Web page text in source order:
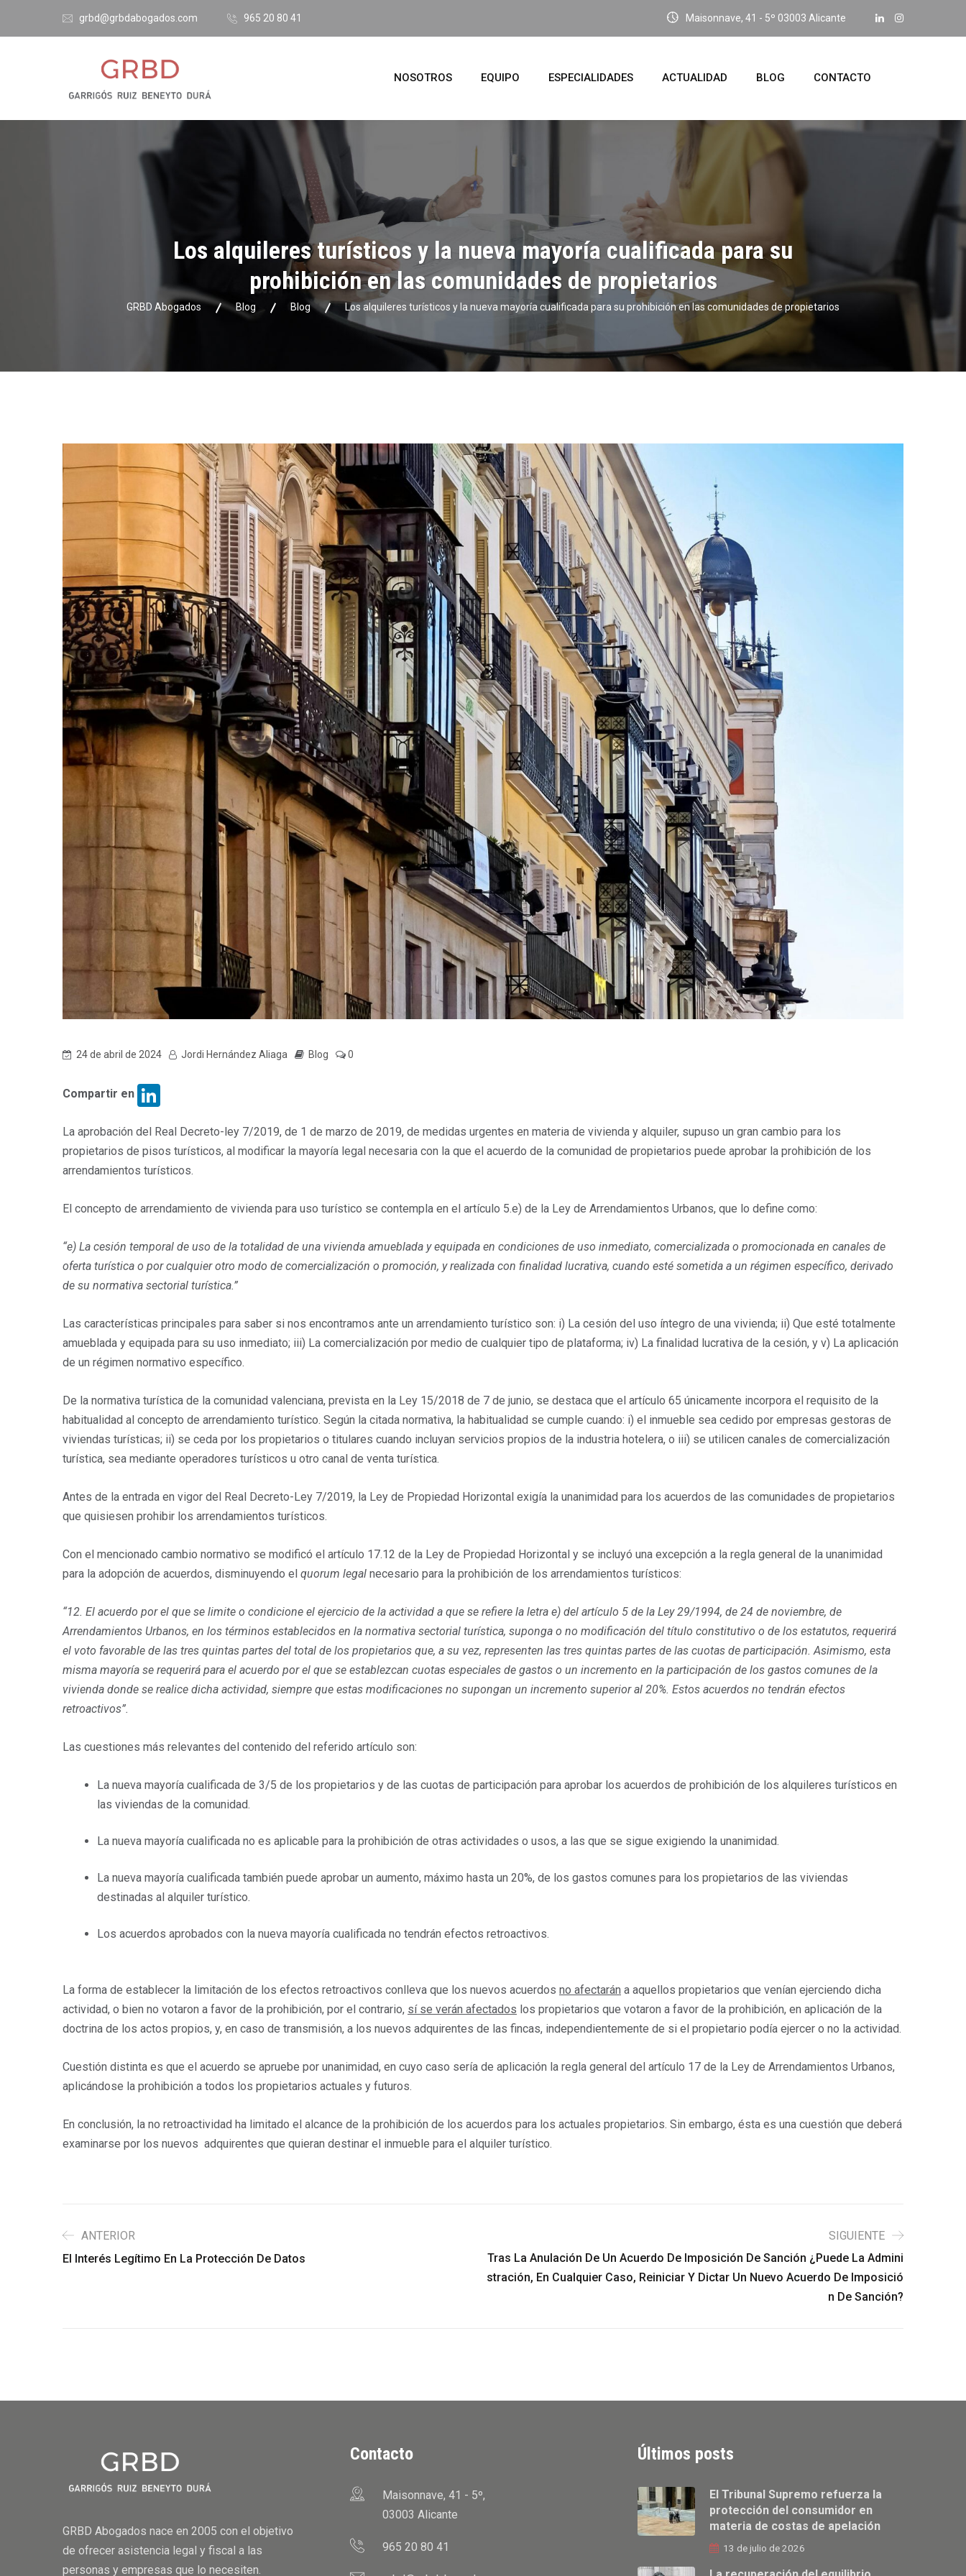
grbd@grbdabogados.com 965 20 80 41 Maisonnave, 41 - 5º 03003 Alicante
NOSOTROS EQUIPO ESPECIALIDADES ACTUALIDAD BLOG CONTACTO
Los alquileres turísticos y la nueva mayoría cualificada para su
prohibición en las comunidades de propietarios
GRBD Abogados Blog Blog Los alquileres turísticos y la nueva mayoría cualificada para su prohibición en las comunidades de propietarios
24 de abril de 2024 Jordi Hernández Aliaga Blog 0
Compartir en
La aprobación del Real Decreto-ley 7/2019, de 1 de marzo de 2019, de medidas urgentes en materia de vivienda y alquiler, supuso un gran cambio para los
propietarios de pisos turísticos, al modificar la mayoría legal necesaria con la que el acuerdo de la comunidad de propietarios puede aprobar la prohibición de los
arrendamientos turísticos.
El concepto de arrendamiento de vivienda para uso turístico se contempla en el artículo 5.e) de la Ley de Arrendamientos Urbanos, que lo define como:
“e) La cesión temporal de uso de la totalidad de una vivienda amueblada y equipada en condiciones de uso inmediato, comercializada o promocionada en canales de
oferta turística o por cualquier otro modo de comercialización o promoción, y realizada con finalidad lucrativa, cuando esté sometida a un régimen específico, derivado
de su normativa sectorial turística.”
Las características principales para saber si nos encontramos ante un arrendamiento turístico son: i) La cesión del uso íntegro de una vivienda; ii) Que esté totalmente
amueblada y equipada para su uso inmediato; iii) La comercialización por medio de cualquier tipo de plataforma; iv) La finalidad lucrativa de la cesión, y v) La aplicación
de un régimen normativo específico.
De la normativa turística de la comunidad valenciana, prevista en la Ley 15/2018 de 7 de junio, se destaca que el artículo 65 únicamente incorpora el requisito de la
habitualidad al concepto de arrendamiento turístico. Según la citada normativa, la habitualidad se cumple cuando: i) el inmueble sea cedido por empresas gestoras de
viviendas turísticas; ii) se ceda por los propietarios o titulares cuando incluyan servicios propios de la industria hotelera, o iii) se utilicen canales de comercialización
turística, sea mediante operadores turísticos u otro canal de venta turística.
Antes de la entrada en vigor del Real Decreto-Ley 7/2019, la Ley de Propiedad Horizontal exigía la unanimidad para los acuerdos de las comunidades de propietarios
que quisiesen prohibir los arrendamientos turísticos.
Con el mencionado cambio normativo se modificó el artículo 17.12 de la Ley de Propiedad Horizontal y se incluyó una excepción a la regla general de la unanimidad
para la adopción de acuerdos, disminuyendo el quorum legal necesario para la prohibición de los arrendamientos turísticos:
“12. El acuerdo por el que se limite o condicione el ejercicio de la actividad a que se refiere la letra e) del artículo 5 de la Ley 29/1994, de 24 de noviembre, de
Arrendamientos Urbanos, en los términos establecidos en la normativa sectorial turística, suponga o no modificación del título constitutivo o de los estatutos, requerirá
el voto favorable de las tres quintas partes del total de los propietarios que, a su vez, representen las tres quintas partes de las cuotas de participación. Asimismo, esta
misma mayoría se requerirá para el acuerdo por el que se establezcan cuotas especiales de gastos o un incremento en la participación de los gastos comunes de la
vivienda donde se realice dicha actividad, siempre que estas modificaciones no supongan un incremento superior al 20%. Estos acuerdos no tendrán efectos
retroactivos”.
Las cuestiones más relevantes del contenido del referido artículo son:
La nueva mayoría cualificada de 3/5 de los propietarios y de las cuotas de participación para aprobar los acuerdos de prohibición de los alquileres turísticos en
las viviendas de la comunidad.
La nueva mayoría cualificada no es aplicable para la prohibición de otras actividades o usos, a las que se sigue exigiendo la unanimidad.
La nueva mayoría cualificada también puede aprobar un aumento, máximo hasta un 20%, de los gastos comunes para los propietarios de las viviendas
destinadas al alquiler turístico.
Los acuerdos aprobados con la nueva mayoría cualificada no tendrán efectos retroactivos.
La forma de establecer la limitación de los efectos retroactivos conlleva que los nuevos acuerdos no afectarán a aquellos propietarios que venían ejerciendo dicha
actividad, o bien no votaron a favor de la prohibición, por el contrario, sí se verán afectados los propietarios que votaron a favor de la prohibición, en aplicación de la
doctrina de los actos propios, y, en caso de transmisión, a los nuevos adquirentes de las fincas, independientemente de si el propietario podía ejercer o no la actividad.
Cuestión distinta es que el acuerdo se apruebe por unanimidad, en cuyo caso sería de aplicación la regla general del artículo 17 de la Ley de Arrendamientos Urbanos,
aplicándose la prohibición a todos los propietarios actuales y futuros.
En conclusión, la no retroactividad ha limitado el alcance de la prohibición de los acuerdos para los actuales propietarios. Sin embargo, ésta es una cuestión que deberá
examinarse por los nuevos adquirentes que quieran destinar el inmueble para el alquiler turístico.
ANTERIOR
El Interés Legítimo En La Protección De Datos
SIGUIENTE
Tras La Anulación De Un Acuerdo De Imposición De Sanción ¿puede La Admini
Stración, En Cualquier Caso, Reiniciar Y Dictar Un Nuevo Acuerdo De Imposició
N De Sanción?
GRBD Abogados nace en 2005 con el objetivo
de ofrecer asistencia legal y fiscal a las
personas y empresas que lo necesiten.
Contacto
Maisonnave, 41 - 5º,
03003 Alicante
965 20 80 41
Últimos posts
El Tribunal Supremo refuerza la
protección del consumidor en
materia de costas de apelación
13 de julio de 2026